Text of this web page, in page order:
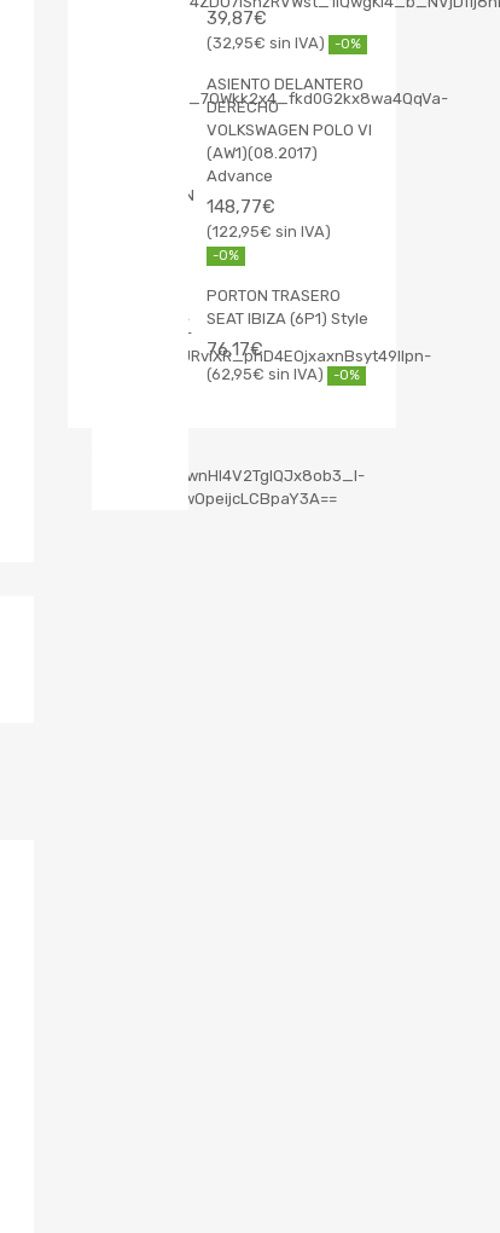
39,87€
32,95€ -0%
ASIENTO DELANTERO
DERECHO
VOLKSWAGEN POLO VI
(AW1)(08.2017)
Advance
148,77€
122,95€
-0%
PORTON TRASERO
SEAT IBIZA (6P1) Style
76,17€
62,95€ -0%